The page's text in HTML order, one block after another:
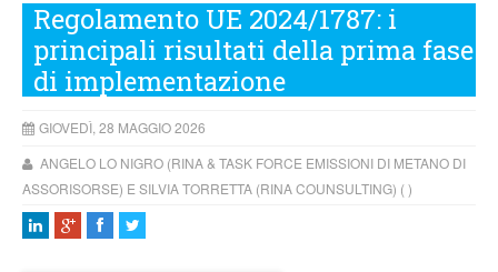
Regolamento UE 2024/1787: i
principali risultati della prima fase
di implementazione
GIOVEDÌ, 28 MAGGIO 2026
ANGELO LO NIGRO (RINA & TASK FORCE EMISSIONI DI METANO DI
ASSORISORSE) E SILVIA TORRETTA (RINA COUNSULTING) ( )